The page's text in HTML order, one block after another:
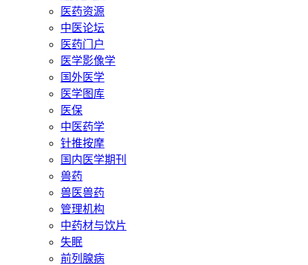
医药资源
中医论坛
医药门户
医学影像学
国外医学
医学图库
医保
中医药学
针推按摩
国内医学期刊
兽药
兽医兽药
管理机构
中药材与饮片
失眠
前列腺病